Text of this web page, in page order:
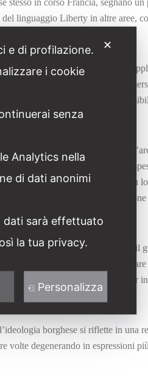
in corso Francia, segnano
linguaggio Liberty in altre aree,
regioni italiane.
a rinnovare l’estetica Liberty
l’avanzare del decennio,
più funzionale e lineare,
industriali come Biella, dove
presenza dell’Art Nouveau fu
Zegna di Trivero. A livello più
caratterizzati da una
destinata a esprimere il
circostanti, riuscirono a
personalizzato e innovativo, pur
borghese si riflette in una
volte degenerando in espressioni
✕
e di profilazione.
i cookie
senza
Analytics nella
di dati anonimi
dati sarà effettuato
la tua privacy.
Personalizza